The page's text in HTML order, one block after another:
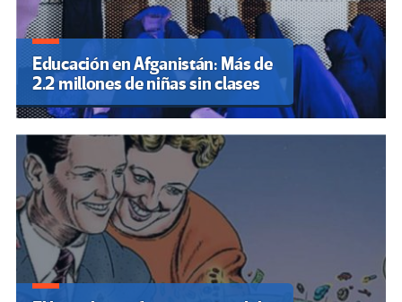
Educación en Afganistán: Más de
2.2 millones de niñas sin clases